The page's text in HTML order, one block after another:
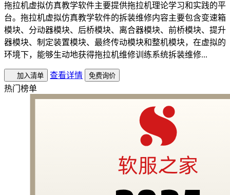
拖拉机虚拟仿真教学软件主要提供拖拉机理论学习和实践的平
台。拖拉机虚拟仿真教学软件的拆装维修内容主要包含变速箱
模块、分动器模块、后桥模块、离合器模块、前桥模块、提升
器模块、制定装置模块、最终传动模块和整机模块，在虚拟的
环境下，能够生动地获得拖拉机维修训练系统拆装维修...
加入清单 查看详情 免费询价
热门榜单